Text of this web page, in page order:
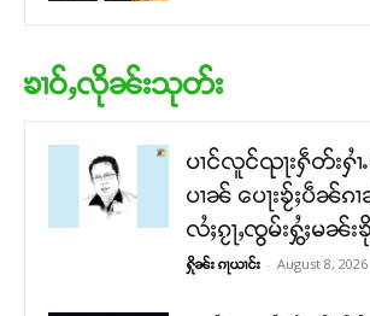
ၶၢဝ်ႇလိုၼ်းသုတ်း
ပၢင်လူင်ၺႃးႁဵတ်းႁၢႆႉ
ပၢၼ် ​​ပေႃးၶႂ်ႈပဵၼ်ၵၢ
လႆႈၵႂႃႇၸွမ်းႁွႆႈမၼ်း
ႁိုၼ်း ၵႃယၢင်း - August 8, 2026